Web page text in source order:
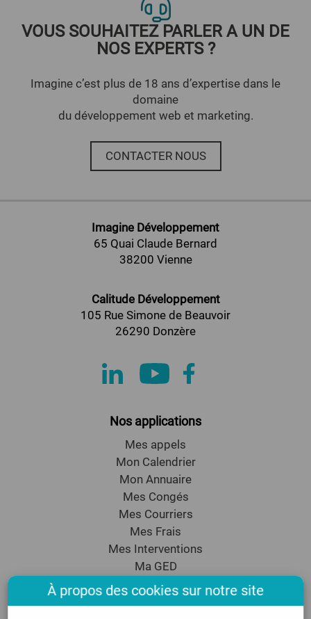
VOUS SOUHAITEZ PARLER A UN DE
NOS EXPERTS ?
Imagine c’est plus de 18 ans d’expertise dans le
domaine
du développement web et marketing.
CONTACTER NOUS
Imagine Développement
65 Quai Claude Bernard
38200 Vienne
Calitude Développement
105 Rue Simone de Beauvoir
26290 Donzère
Nos applications
Mes appels
Mon Calendrier
Mon Annuaire
Mes Congés
Mes Courriers
Mes Frais
Mes Interventions
Ma GED
Mon CRM
À propos des cookies sur notre site